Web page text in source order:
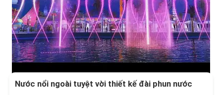
Nước nổi ngoài tuyệt vời thiết kế đài phun nước